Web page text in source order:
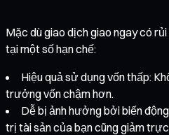
Mặc dù giao dịch giao ngay có
tại một số hạn chế:
Hiệu quả sử dụng vốn thấp:
trưởng vốn chậm hơn.
Dễ bị ảnh hưởng bởi biến
trị tài sản của bạn cũng giảm